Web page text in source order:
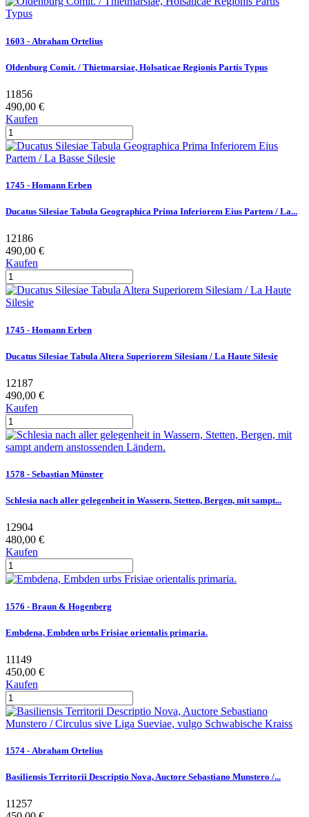
1603 - Abraham Ortelius
Oldenburg Comit. / Thietmarsiae, Holsaticae Regionis Partis Typus
11856
490,00 €
Kaufen
1745 - Homann Erben
Ducatus Silesiae Tabula Geographica Prima Inferiorem Eius Partem / La...
12186
490,00 €
Kaufen
1745 - Homann Erben
Ducatus Silesiae Tabula Altera Superiorem Silesiam / La Haute Silesie
12187
490,00 €
Kaufen
1578 - Sebastian Münster
Schlesia nach aller gelegenheit in Wassern, Stetten, Bergen, mit sampt...
12904
480,00 €
Kaufen
1576 - Braun & Hogenberg
Embdena, Embden urbs Frisiae orientalis primaria.
11149
450,00 €
Kaufen
1574 - Abraham Ortelius
Basiliensis Territorii Descriptio Nova, Auctore Sebastiano Munstero /...
11257